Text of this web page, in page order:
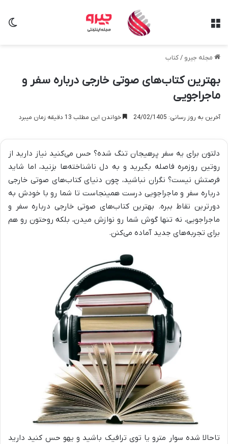
مجله جیرو /کتاب
بهترین کتاب‌های صوتی خارجی درباره سفر و
ماجراجویی
آخرین به روز رسانی: 24/02/1405 خواندن این مطلب 13 دقیقه زمان میبرد
دلتون برای یه سفر پرهیجان تنگ شده؟ حس می‌کنید نیاز دارید از
روتین روزمره فاصله بگیرید و به دل ناشناخته‌ها بزنید، اما شاید
فرصتش نیست؟ نگران نباشید، چون دنیای کتاب‌های صوتی خارجی
درباره سفر و ماجراجویی درست همینجاست تا شما رو با خودش به
دورترین نقاط ببره. بهترین کتاب‌های صوتی خارجی درباره سفر و
ماجراجویی، نه تنها گوش شما رو نوازش میدن، بلکه روحتون رو هم
برای تجربه‌های جدید آماده می‌کنن.
تاحالا شده سوار مترو یا توی ترافیک باشید و یهو حس کنید دارید